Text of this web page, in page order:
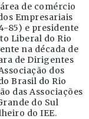
de comércio
Empresariais
85) e presidente
Liberal do Rio
na década de
de Dirigentes
dos
Brasil do Rio
das Associações
do Sul
do IEE.